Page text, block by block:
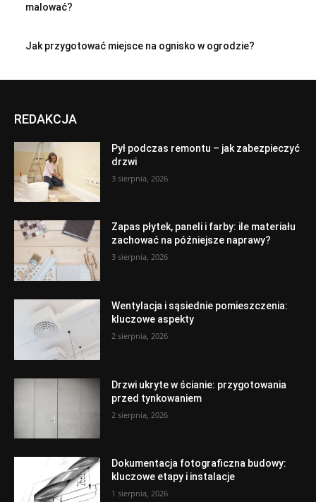
malować?
Jak przygotować miejsce na ognisko w ogrodzie?
REDAKCJA
Pył podczas remontu – jak zabezpieczyć
drzwi
3 sierpnia, 2026
Zapas płytek, paneli i farby: ile materiału
zachować na późniejsze naprawy?
3 sierpnia, 2026
Wentylacja i sąsiednie pomieszczenia:
kluczowe aspekty
2 sierpnia, 2026
Drzwi ukryte w ścianie: przygotowania
przed tynkowaniem
2 sierpnia, 2026
Dokumentacja fotograficzna budowy:
kluczowe etapy i instalacje
1 sierpnia, 2026